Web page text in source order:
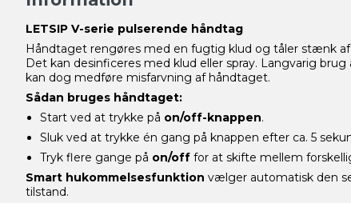
LETSIP V-serie pulserende håndtag
Håndtaget rengøres med en fugtig klud og tåler stænk af
Det kan desinficeres med klud eller spray. Langvarig
kan dog medføre misfarvning af håndtaget.
Sådan bruges håndtaget:
Start ved at trykke på on/off-knappen.
Sluk ved at trykke én gang på knappen efter ca. 5
Tryk flere gange på on/offfor at skifte mellem
Smart hukommelsesfunktion vælger automatisk den
tilstand.